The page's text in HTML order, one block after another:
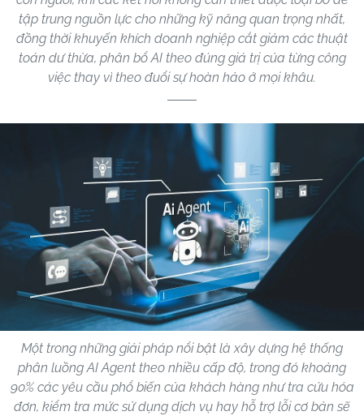
tập trung nguồn lực cho những kỹ năng quan trọng nhất,
đồng thời khuyến khích doanh nghiệp cắt giảm các thuật
toán dư thừa, phân bổ AI theo đúng giá trị của từng công
việc thay vì theo đuổi sự hoàn hảo ở mọi khâu.
Một trong những giải pháp nổi bật là xây dựng hệ thống
phân luồng AI Agent theo nhiều cấp độ, trong đó khoảng
90% các yêu cầu phổ biến của khách hàng như tra cứu hóa
đơn, kiểm tra mức sử dụng dịch vụ hay hỗ trợ lỗi cơ bản sẽ